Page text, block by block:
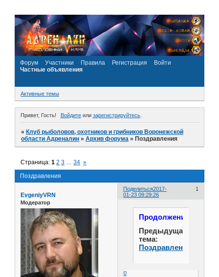
Форум Участники Правила Регистрация
Войти
Частные объявления
Активные темы
Привет, Гость! Войдитеили зарегистрируйтесь.
»Клуб рыболовов, охотников и грибников Воронежской
области Адреналин »Архив форума »Поздравления
Поздравления
Страница:1 2 3 … 34 »
Поделиться 1
2017-
01-23 09:29:26
EvgeniyVRN
Модератор
Продолжение...
Предыдущая
тема:
Поздравления
0